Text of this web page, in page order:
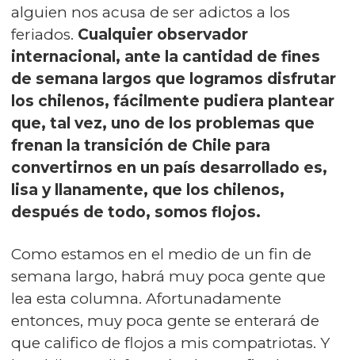
alguien nos acusa de ser adictos a los
feriados. Cualquier observador
internacional, ante la cantidad de fines
de semana largos que logramos disfrutar
los chilenos, fácilmente pudiera plantear
que, tal vez, uno de los problemas que
frenan la transición de Chile para
convertirnos en un país desarrollado es,
lisa y llanamente, que los chilenos,
después de todo, somos flojos.
Como estamos en el medio de un fin de
semana largo, habrá muy poca gente que
lea esta columna. Afortunadamente
entonces, muy poca gente se enterará de
que califico de flojos a mis compatriotas. Y